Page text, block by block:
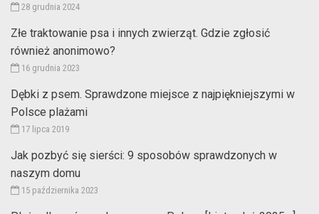
28 grudnia 2024
Złe traktowanie psa i innych zwierząt. Gdzie zgłosić
również anonimowo?
16 grudnia 2023
Dębki z psem. Sprawdzone miejsce z najpiękniejszymi w
Polsce plażami
17 lipca 2019
Jak pozbyć się sierści: 9 sposobów sprawdzonych w
naszym domu
15 października 2023